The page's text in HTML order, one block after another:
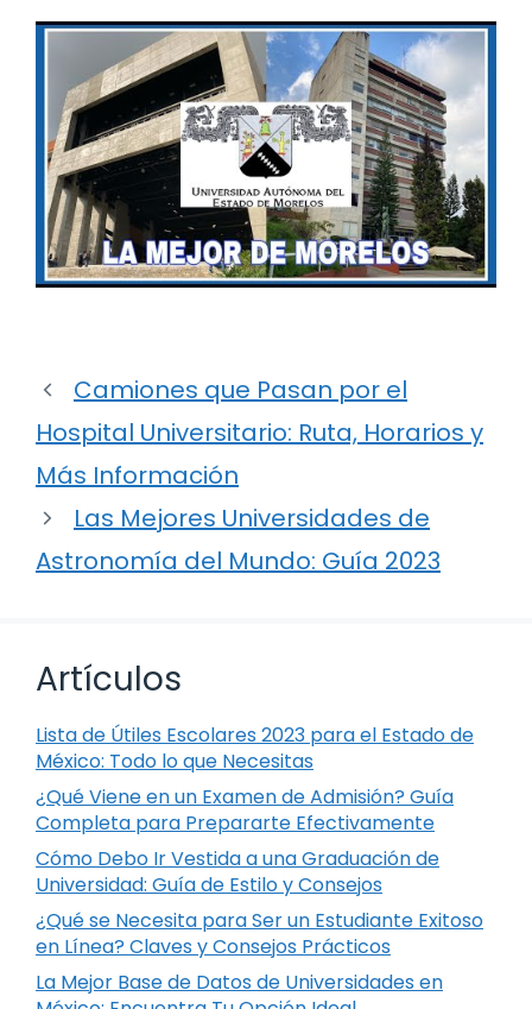
Camiones que Pasan por el
Hospital Universitario: Ruta, Horarios y
Más Información
Las Mejores Universidades de
Astronomía del Mundo: Guía 2023
Artículos
Lista de Útiles Escolares 2023 para el Estado de
México: Todo lo que Necesitas
¿Qué Viene en un Examen de Admisión? Guía
Completa para Prepararte Efectivamente
Cómo Debo Ir Vestida a una Graduación de
Universidad: Guía de Estilo y Consejos
¿Qué se Necesita para Ser un Estudiante Exitoso
en Línea? Claves y Consejos Prácticos
La Mejor Base de Datos de Universidades en